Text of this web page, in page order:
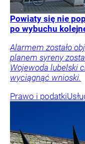
Powiaty się nie
po wybuchu
Alarmem zostało
planem syreny
Wojewoda lubelski
wyciągnąć wnioski.
Prawo i podatki